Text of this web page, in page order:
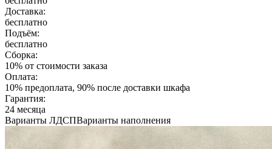
Доставка:
бесплатно
Подъём:
бесплатно
Сборка:
10% от стоимости заказа
Оплата:
10% предоплата, 90% после доставки шкафа
Гарантия:
24 месяца
Варианты ЛДСПВарианты наполнения